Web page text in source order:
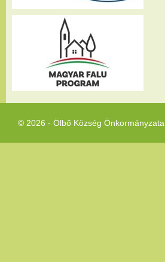
© 2026 - Ölbő Község Önkormányzata